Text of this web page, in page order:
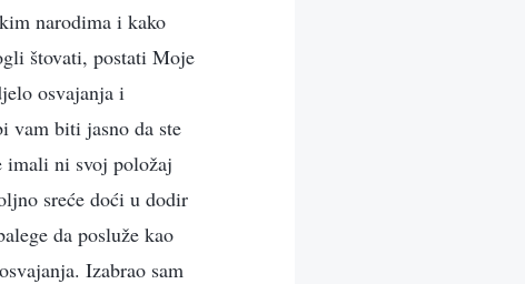
narodima i kako
štovati, postati Moje
osvajanja i
vam biti jasno da ste
imali ni svoj položaj
sreće doći u dodir
da posluže kao
Izabrao sam